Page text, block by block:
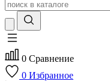
0 Сравнение
0 Избранное